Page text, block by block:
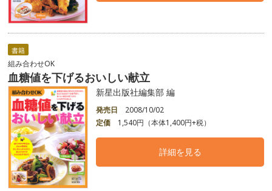
書籍
組み合わせOK
血糖値を下げるおいしい献立
新星出版社編集部 編
発売日
2008/10/02
定価
1,540円（本体1,400円+税）
詳細を見る